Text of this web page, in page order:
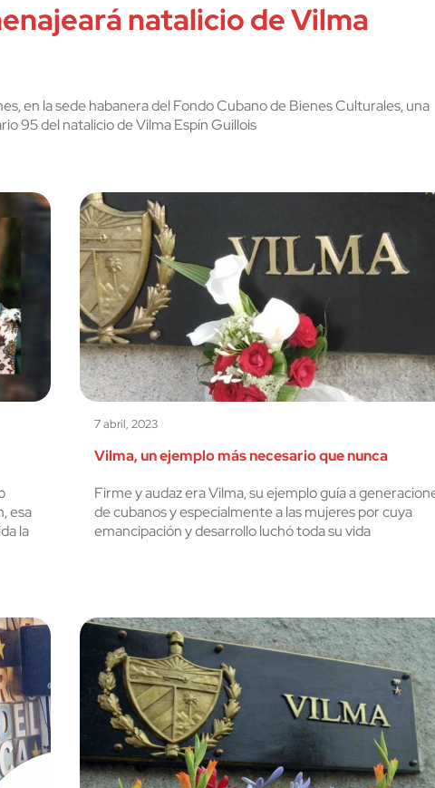
natalicio de Vilma
en la sede habanera del Fondo Cubano de Bienes Culturales, una
95 del natalicio de Vilma Espín Guillois
esa
la
7 abril, 2023
Vilma, un ejemplo más necesario que nunca
Firme y audaz era Vilma, su ejemplo guía a
de cubanos y especialmente a las mujeres por cuya
emancipación y desarrollo luchó toda su vida